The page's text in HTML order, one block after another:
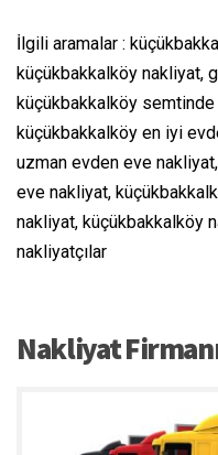
İlgili aramalar :
küçükbakkalköy nakliyat,
küçükbakkalköy
küçükbakkalköy en iyi
uzman evden eve
eve nakliyat,
nakliyat, küçükbakkalköy
nakliyatçılar
Nakliyat